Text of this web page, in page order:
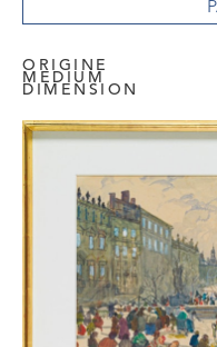
ORIGINE
MEDIUM
DIMENSION